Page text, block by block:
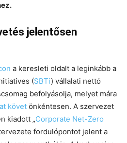
jelentősen
a keresleti oldalt a leginkább a
(SBTi) vállalati nettó
befolyásolja, melyet mára
követ önkéntesen. A szervezet
kiadott „Corporate Net-Zero
fordulópontot jelent a